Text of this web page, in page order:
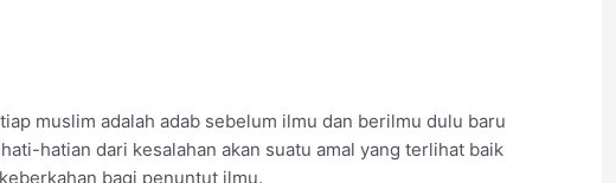
muslim adalah adab sebelum ilmu dan berilmu dulu baru
hatian dari kesalahan akan suatu amal yang terlihat baik
bagi penuntut ilmu.